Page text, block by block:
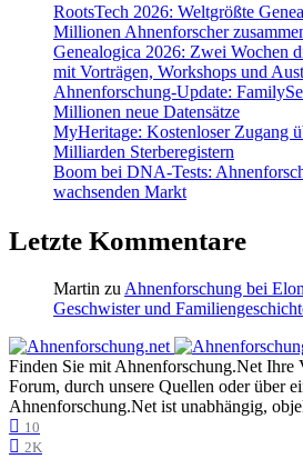
RootsTech 2026: Weltgrößte
Millionen Ahnenforscher
Genealogica 2026: Zwei Wochen
mit Vorträgen, Workshops und
Ahnenforschung-Update:
Millionen neue Datensätze
MyHeritage: Kostenloser Zugang
Milliarden Sterberegistern
Boom bei DNA-Tests:
wachsenden Markt
Letzte Kommentare
Martin zu Ahnenforschung bei
Geschwister und
Finden Sie mit Ahnenforschung.Net Ihre
Forum, durch unsere Quellen oder über
Ahnenforschung.Net ist unabhängig,
10
2K